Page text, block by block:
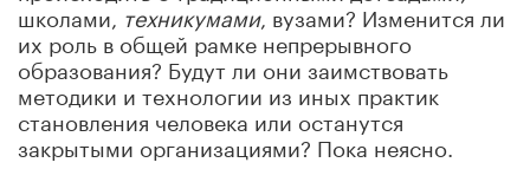
школами, техникумами, вузами? Изменится ли
их роль в общей рамке непрерывного
образования? Будут ли они заимствовать
методики и технологии из иных практик
становления человека или останутся
закрытыми организациями? Пока неясно.